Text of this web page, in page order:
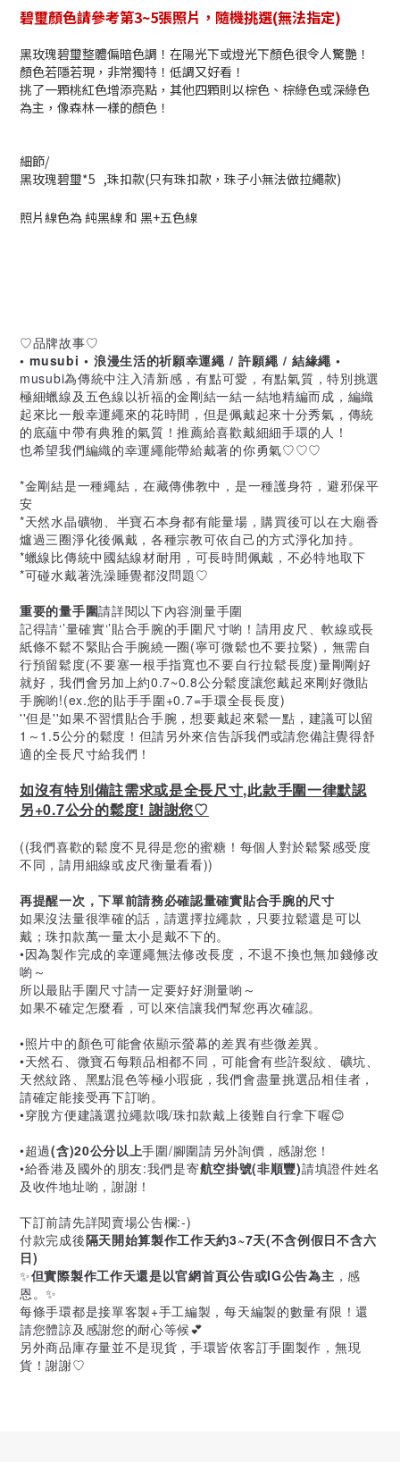
碧璽顏色請參考第3~5張照片，隨機挑選(無法指定)
黑玫瑰碧璽整體偏暗色調！在陽光下或燈光下顏色很令人驚艷！
顏色若隱若現，非常獨特！低調又好看！
挑了一顆桃紅色增添亮點，其他四顆則以棕色、棕綠色或深綠色
為主，像森林一樣的顏色！
細節/
黑玫瑰碧璽*5 ,珠扣款(只有珠扣款，珠子小無法做拉繩款)
照片線色為 純黑線 和 黑+五色線
♡品牌故事♡
• musubi • 浪漫生活的祈願幸運繩 / 許願繩 / 結緣繩 •
musubi為傳統中注入清新感，有點可愛，有點氣質，特別挑選
極細蠟線及五色線以祈福的金剛結一結一結地精編而成，編織
起來比一般幸運繩來的花時間，但是佩戴起來十分秀氣，傳統
的底蘊中帶有典雅的氣質！推薦給喜歡戴細細手環的人！
也希望我們編織的幸運繩能帶給戴著的你勇氣♡♡♡
*金剛結是一種繩結，在藏傳佛教中，是一種護身符，避邪保平
安
*天然水晶礦物、半寶石本身都有能量場，購買後可以在大廟香
爐過三圈淨化後佩戴，各種宗教可依自己的方式淨化加持。
*蠟線比傳統中國結線材耐用，可長時間佩戴，不必特地取下
*可碰水戴著洗澡睡覺都沒問題♡
重要的量手圍請詳閱以下內容測量手圍
記得請‘’量確實‘’貼合手腕的手圍尺寸喲！請用皮尺、軟線或長
紙條不鬆不緊貼合手腕繞一圈(寧可微鬆也不要拉緊)，無需自
行預留鬆度(不要塞一根手指寬也不要自行拉鬆長度)量剛剛好
就好，我們會另加上約0.7~0.8公分鬆度讓您戴起來剛好微貼
手腕喲!(ex.您的貼手手圍+0.7=手環全長長度)
''但是''如果不習慣貼合手腕，想要戴起來鬆一點，建議可以留
1～1.5公分的鬆度！但請另外來信告訴我們或請您備註覺得舒
適的全長尺寸給我們！
如沒有特別備註需求或是全長尺寸,此款手圍一律默認
另+0.7公分的鬆度! 謝謝您♡
((我們喜歡的鬆度不見得是您的蜜糖！每個人對於鬆緊感受度
不同，請用細線或皮尺衡量看看))
再提醒一次，下單前請務必確認量確實貼合手腕的尺寸
如果沒法量很準確的話，請選擇拉繩款，只要拉鬆還是可以
戴；珠扣款萬一量太小是戴不下的。
•因為製作完成的幸運繩無法修改長度，不退不換也無加錢修改
喲～
所以最貼手圍尺寸請一定要好好測量喲～
如果不確定怎麼看，可以來信讓我們幫您再次確認。
•照片中的顏色可能會依顯示螢幕的差異有些微差異。
•天然石、微寶石每顆品相都不同，可能會有些許裂紋、礦坑、
天然紋路、黑點混色等極小瑕疵，我們會盡量挑選品相佳者，
請確定能接受再下訂喲。
•穿脫方便建議選拉繩款哦/珠扣款戴上後難自行拿下喔😊
•超過(含)20公分以上手圍/腳圍請另外詢價，感謝您！
•給香港及國外的朋友:我們是寄航空掛號(非順豐)請填證件姓名
及收件地址喲，謝謝！
下訂前請先詳閱賣場公告欄:-)
付款完成後隔天開始算製作工作天約3~7天(不含例假日不含六
日)
✨但實際製作工作天還是以官網首頁公告或IG公告為主 ，感
恩。✨
每條手環都是接單客製+手工編製，每天編製的數量有限！還
請您體諒及感謝您的耐心等候💕
另外商品庫存量並不是現貨，手環皆依客訂手圍製作，無現
貨！謝謝♡